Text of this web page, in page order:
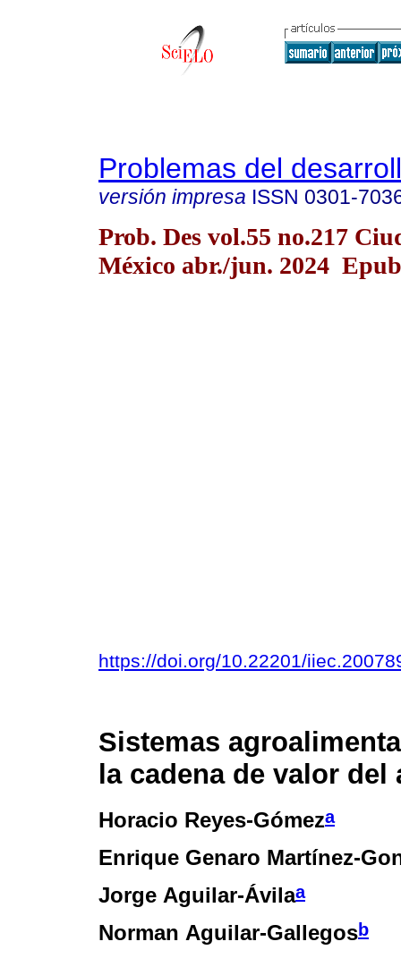
Problemas del
versión impresa ISSN 0301-
Prob. Des vol.55 no.217
México abr./jun. 2024
https://doi.org/10.22201/
Sistemas
la cadena de valor del
Horacio Reyes-Gómeza
Enrique Genaro Martínez-
Jorge Aguilar-Ávilaa
Norman Aguilar-Gallegosb